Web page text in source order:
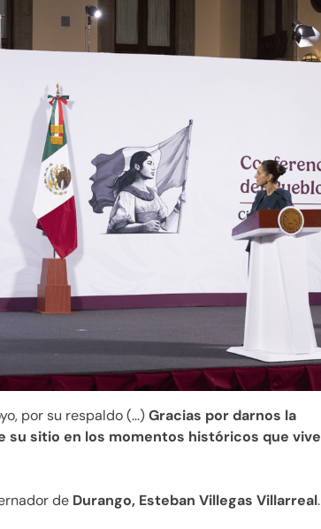
por su respaldo (…)Gracias por darnos la
su sitio en los momentos históricos que vive
de Durango, Esteban Villegas Villarreal.